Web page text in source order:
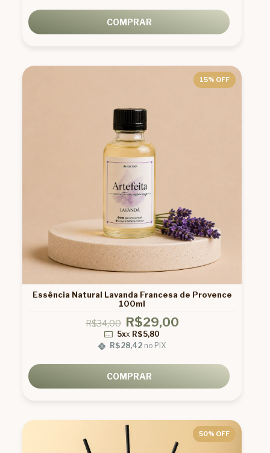
COMPRAR
15% OFF
Essência Natural Lavanda Francesa de Provence
100ml
R$34,00 R$29,00
5xx R$5,80
R$28,42 no PIX
COMPRAR
50% OFF